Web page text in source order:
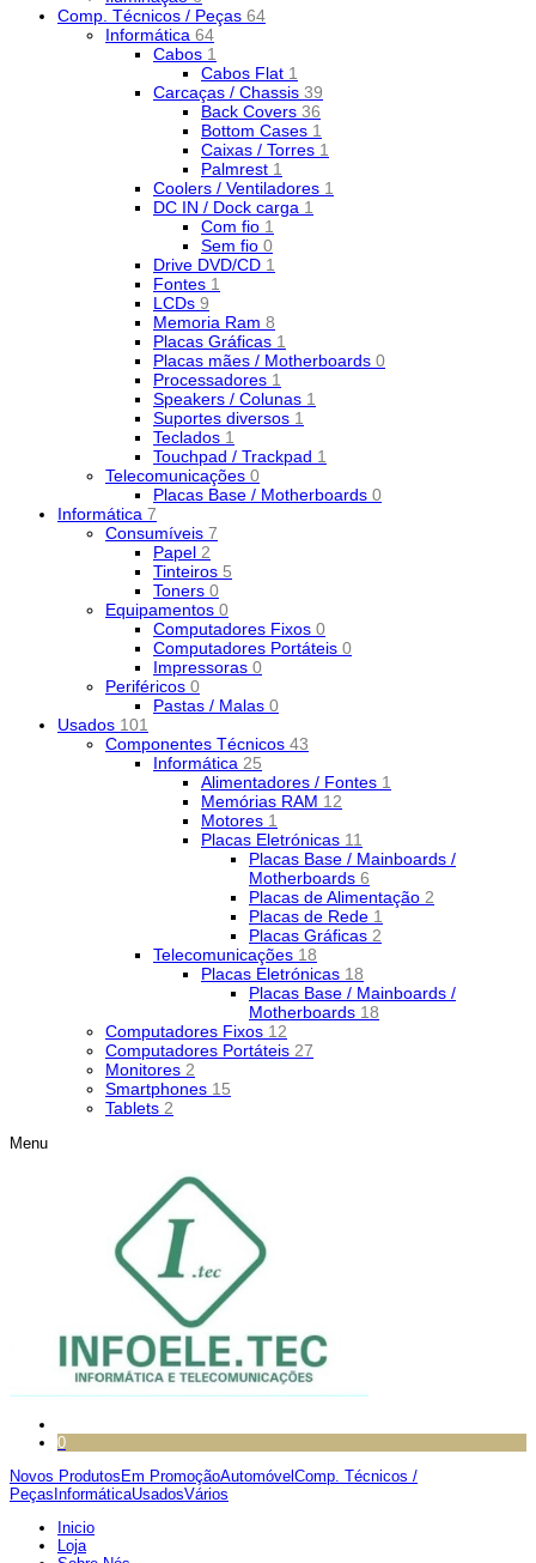
Comp. Técnicos / Peças 64
Informática 64
Cabos 1
Cabos Flat 1
Carcaças / Chassis 39
Back Covers 36
Bottom Cases 1
Caixas / Torres 1
Palmrest 1
Coolers / Ventiladores 1
DC IN / Dock carga 1
Com fio 1
Sem fio 0
Drive DVD/CD 1
Fontes 1
LCDs 9
Memoria Ram 8
Placas Gráficas 1
Placas mães / Motherboards 0
Processadores 1
Speakers / Colunas 1
Suportes diversos 1
Teclados 1
Touchpad / Trackpad 1
Telecomunicações 0
Placas Base / Motherboards 0
Informática 7
Consumíveis 7
Papel 2
Tinteiros 5
Toners 0
Equipamentos 0
Computadores Fixos 0
Computadores Portáteis 0
Impressoras 0
Periféricos 0
Pastas / Malas 0
Usados 101
Componentes Técnicos 43
Informática 25
Alimentadores / Fontes 1
Memórias RAM 12
Motores 1
Placas Eletrónicas 11
Placas Base / Mainboards /
Motherboards 6
Placas de Alimentação 2
Placas de Rede 1
Placas Gráficas 2
Telecomunicações 18
Placas Eletrónicas 18
Placas Base / Mainboards /
Motherboards 18
Computadores Fixos 12
Computadores Portáteis 27
Monitores 2
Smartphones 15
Tablets 2
Menu
0
Novos Produtos Em PromoçãoAutomóvel Comp. Técnicos /
Peças InformáticaUsadosVários
Inicio
Loja